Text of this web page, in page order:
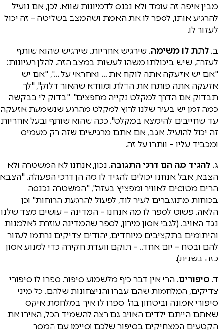
מבין איפה זה עומד ולא נכנס לדמיונות שווא. לכן, אם נועיל
להרגיע אותו, לספר לו את האמת ושהמצב בשליטה – זה יכול
לעזור לו.
ב. לתת לו משימה. שירגיש אחריות. שירגיש שהוא שותף
לעזרה, שיש ביכולתו משהו לעשות במצב הזה. להלן רעיונות:
"אם יש אזעקה אתה לוקח את … ואחראי על …", "אם יש
אזעקה אתה פותח את הדלת ומוודא שהאור דלוק", "לך
תבדוק אם הדרך למקלט נקייה מחפצים", "בדוק לי בבקשה
כמה זמן יש בעיר שלנו לרוץ למקלט מהרגע שנשמעת אזעקה
עד שחייבים להימצא במקלט". ככה שהוא שותף ובעל אחריות
זה יכול להועיל. אגב, אם אתם מרגישים שזה רק מעמיס
ומכביד עליו – וותרו על זה.
ג. להגיד מה הם דרכי התגובה. נכון, אנחנו לא המשטרה ולא
הצבא, אבל אנחנו יכולים להגיד לו מה הן דרכי הפעולה. "הצבא
הרים מטוסים לאוויר ומפציץ בעזה", "המשטרה נכנסה
בכוחות מתוגברים לעיר לוד, לפעול להרגעת הרוחות" וכן
הלאה. פשוט לספר לו מה אנחנו – המדינה – עושים מצד שלנו
נגד האויב. (לגבי אסון מירון, לספר שהמדינה עוזרת לאלמנות
והיתומים בתקציבים מיוחדים, יהודים צדיקים נרתמו לעזור
להם ובטח – יום אחד.. – תוקם וועדת חקירה כדי למנוע אסון
כזה בשנית).
ד. סיפורים. הרי אין דבר כיף מלשמוע סיפור. ספרו לו סיפורי
צדיקים, המלחמות שהם עברו והניצחונות שלהם. כל מיני
סיפורי אמונה וביטחון בה'. ספרו לו איך במלחמת איקס
שאתם הייתם ילדים האויב גם רצה להשמיד הכל, האירו את
הקטעים המצחיקים בסיפור שלכם וסיימו עם המסר